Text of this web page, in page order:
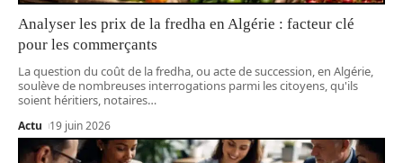
Analyser les prix de la fredha en Algérie : facteur clé
pour les commerçants
La question du coût de la fredha, ou acte de succession, en Algérie,
soulève de nombreuses interrogations parmi les citoyens, qu'ils
soient héritiers, notaires…
Actu 19 juin 2026